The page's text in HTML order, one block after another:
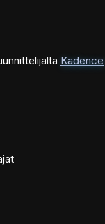
Kadence